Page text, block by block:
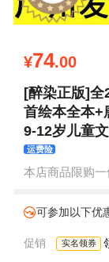
¥74.00
[醉染正版]
首绘本全本+
9-12岁儿童
运费险
本店商品限购
可参加以下优
促销 实名领券